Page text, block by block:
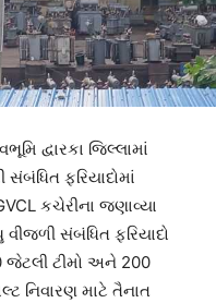
દ્વારકા જિલ્લામાં
ફરિયાદોમાં
કચેરીના જણાવ્યા
સંબંધિત ફરિયાદો
જેટલી ટીમો અને 200
નિવારણ માટે તૈનાત